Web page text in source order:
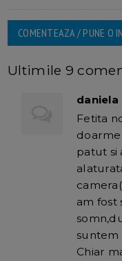
COMENTEAZA / PUNE O
Ultimile 9
daniela
Fetita
doarme
patut si
am fost
suntem
Chiar